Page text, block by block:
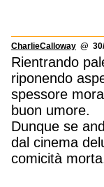
CharlieCalloway @
Rientrando
riponendo
spessore
buon umore.
Dunque se
dal cinema
comicità